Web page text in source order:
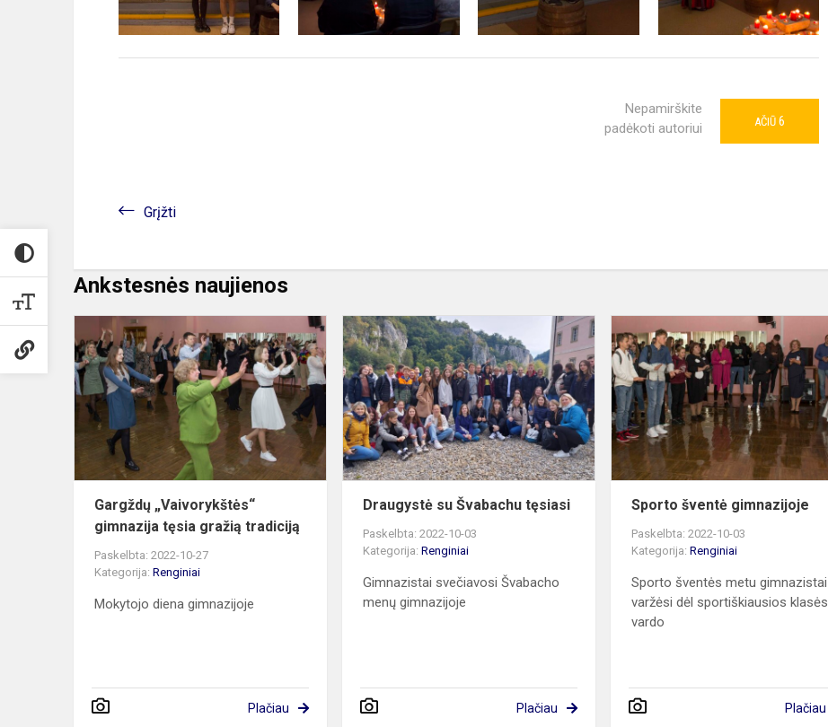
Nepamirškite
padėkoti autoriui
AČIŪ 6
Grįžti
Ankstesnės naujienos
Gargždų
„Vaivorykštės“
gimnazija
tęsia
gražią
tradiciją
Gargždų „Vaivorykštės“
gimnazija tęsia gražią tradiciją
Paskelbta: 2022-10-27
Kategorija: Renginiai
Mokytojo diena gimnazijoje
Plačiau
Draugystė
su
Švabachu
tęsiasi
Draugystė su Švabachu tęsiasi
Paskelbta: 2022-10-03
Kategorija:Renginiai
Gimnazistai svečiavosi Švabacho
menų gimnazijoje
Plačiau
Sporto šventė gimnazijoje
Paskelbta: 2022-10-03
Kategorija:Renginiai
Sporto šventės metu gimnazistai
varžėsi dėl sportiškiausios klasės
vardo
Plačiau